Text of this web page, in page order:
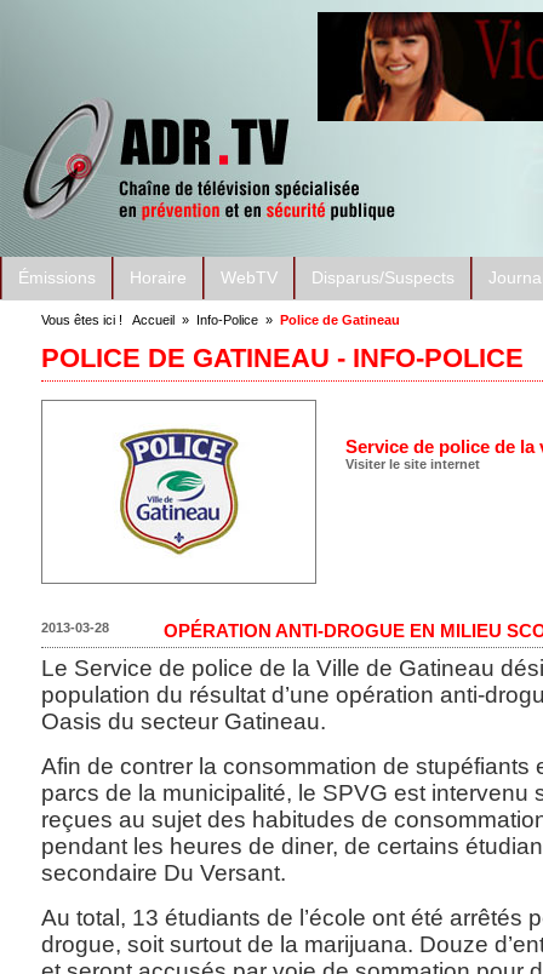
Émissions Horaire WebTV Disparus/Suspects
Vous êtes ici ! Accueil » Info-Police » Police de Gatineau
POLICE DE GATINEAU - INFO-POLICE
Service de police de la
Visiter le site internet
OPÉRATION ANTI-DROGUE EN MILIEU
2013-03-28
Le Service de police de la Ville de Gatineau
population du résultat d’une opération anti-
Oasis du secteur Gatineau.
Afin de contrer la consommation de stupéfiants
parcs de la municipalité, le SPVG est intervenu
reçues au sujet des habitudes de
pendant les heures de diner, de certains
secondaire Du Versant.
Au total, 13 étudiants de l’école ont été arrêtés
drogue, soit surtout de la marijuana. Douze